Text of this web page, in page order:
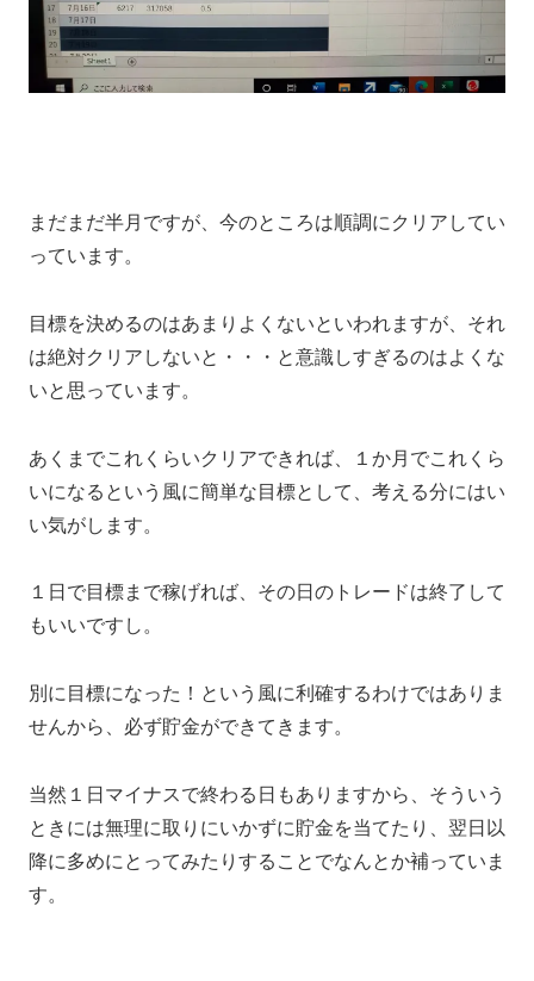
まだまだ半月ですが、今のところは順調にクリアしてい
っています。
目標を決めるのはあまりよくないといわれますが、それ
は絶対クリアしないと・・・と意識しすぎるのはよくな
いと思っています。
あくまでこれくらいクリアできれば、１か月でこれくら
いになるという風に簡単な目標として、考える分にはい
い気がします。
１日で目標まで稼げれば、その日のトレードは終了して
もいいですし。
別に目標になった！という風に利確するわけではありま
せんから、必ず貯金ができてきます。
当然１日マイナスで終わる日もありますから、そういう
ときには無理に取りにいかずに貯金を当てたり、翌日以
降に多めにとってみたりすることでなんとか補っていま
す。